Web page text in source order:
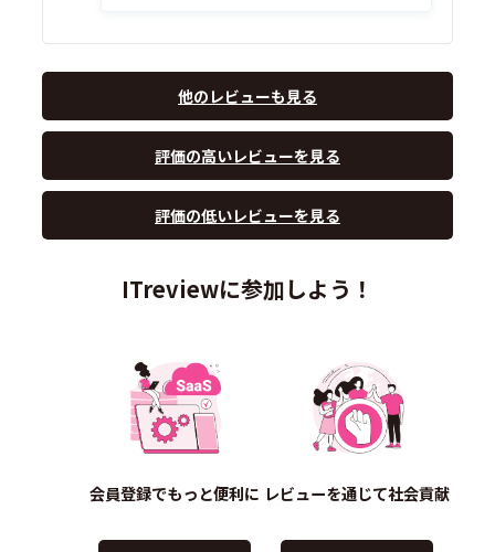
他のレビューも見る
評価の高いレビューを見る
評価の低いレビューを見る
ITreviewに参加しよう！
会員登録でもっと便利に レビューを通じて社会貢献